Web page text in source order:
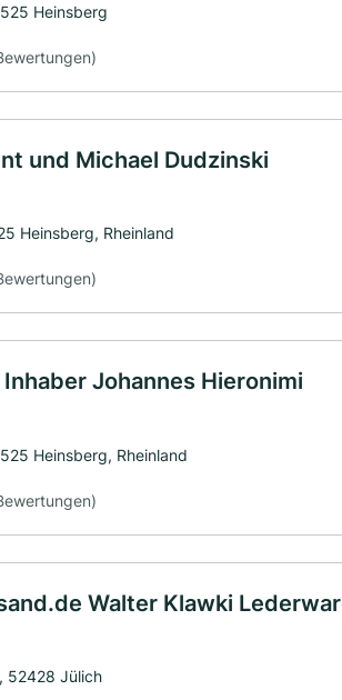
Heinsberg
und Michael Dudzinski
Heinsberg, Rheinland
Johannes Hieronimi
Heinsberg, Rheinland
Walter Klawki
52428 Jülich